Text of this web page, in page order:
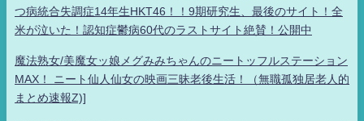
つ病統合失調症14年生HKT46！！9期研究生、最後のサイト！全
米が泣いた！認知症鬱病60代のラストサイト絶賛！公開中
魔法熟女/美魔女ッ娘メグみみちゃんのニートッフルステーション
MAX！ ニート仙人仙女の映画三昧老後生活！（無職孤独居老人的
まとめ速報Z)]